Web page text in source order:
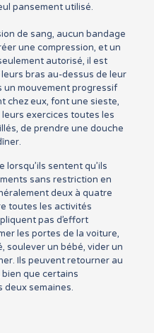
pansement utilisé.
de sang, aucun bandage
une compression, et un
autorisé, il est
bras au-dessus de leur
un mouvement progressif
chez eux, font une sieste,
exercices toutes les
de prendre une douche
sentent qu’ils
sans restriction en
deux à quatre
toutes les activités
pas d’effort
les portes de la voiture,
soulever un bébé, vider un
Ils peuvent retourner au
que certains
semaines.